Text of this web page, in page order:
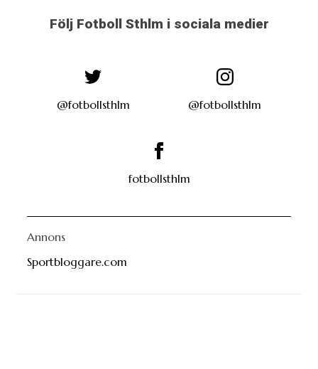
Följ Fotboll Sthlm i sociala medier
@fotbollsthlm @fotbollsthlm
fotbollsthlm
Annons
Sportbloggare.com